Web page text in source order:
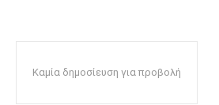
Καμία δημοσίευση για προβολή